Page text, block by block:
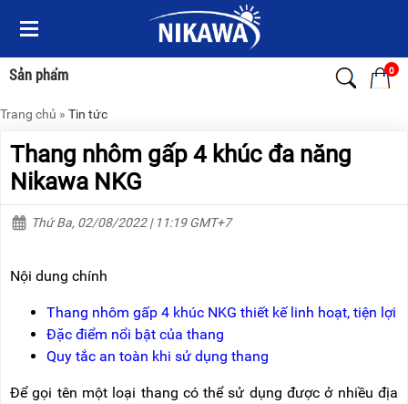
Sản phẩm 0
Menu
Sản
phẩm
TRANG
THANG
NHÔM
XE
HIỂM
Menu
Sản
phẩm
TRANG
THANG
NHÔM
THANG
NHÔM
ĐÌNH
NHÔM
Trang chủ » Tin tức
Thang nhôm gấp 4 khúc đa năng
Nikawa NKG
Thứ Ba, 02/08/2022 | 11:19 GMT+7
Nội dung chính
Thang nhôm gấp 4 khúc NKG thiết kế linh hoạt, tiện lợi
Đặc điểm nổi bật của thang
Quy tắc an toàn khi sử dụng thang
Để gọi tên một loại thang có thể sử dụng được ở nhiều địa